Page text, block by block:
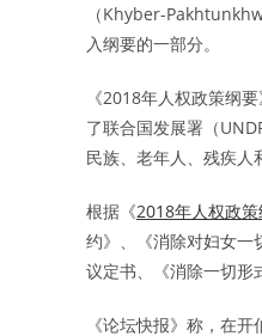
（Khyber-
入纲要的一部分。
《2018年人权政策纲
了联合国发展署（
民族、老年人、残疾人
根据《2018年人权政
约》、《消除对妇女一
议定书、《消除一切形
《论坛快报》称，在